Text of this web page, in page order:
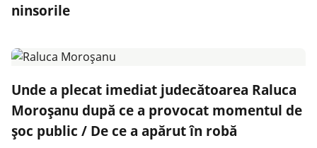
ninsorile
Unde a plecat imediat judecătoarea Raluca
Moroșanu după ce a provocat momentul de
șoc public / De ce a apărut în robă